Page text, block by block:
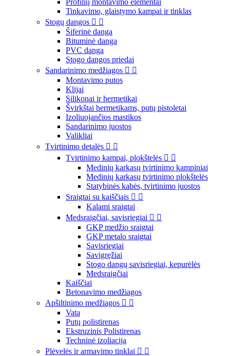
Profilių montavimo elementai
Tinkavimo, glaistymo kampai ir tinklas
Stogų dangos  
Šiferinė danga
Bituminė danga
PVC danga
Stogo dangos priedai
Sandarinimo medžiagos  
Montavimo putos
Klijai
Silikonai ir hermetikai
Švirkštai hermetikams, putų pistoletai
Izoliuojančios mastikos
Sandarinimo juostos
Valikliai
Tvirtinimo detalės  
Tvirtinimo kampai, plokštelės  
Medinių karkasų tvirtinimo kampiniai
Medinių karkasų tvirtinimo plokštelės
Statybinės kabės, tvirtinimo juostos
Sraigtai su kaiščiais  
Kalami sraigtai
Medsraigčiai, savisriegiai  
GKP medžio sraigtai
GKP metalo sraigtai
Savisriegiai
Savigręžiai
Stogo dangų savisriegiai, kepurėlės
Medsraigčiai
Kaiščiai
Betonavimo medžiagos
Apšiltinimo medžiagos  
Vata
Putų polistirenas
Ekstruzinis Polistirenas
Techninė izoliacija
Plėvelės ir armavimo tinklai  